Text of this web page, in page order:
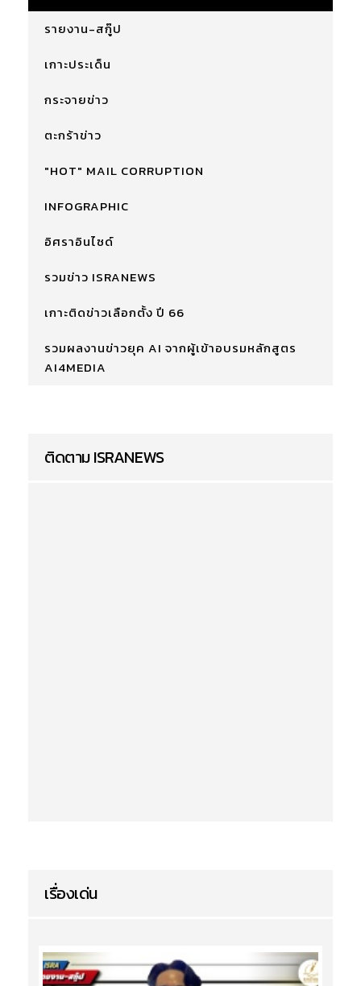
รายงาน-สกู๊ป
เกาะประเด็น
กระจายข่าว
ตะกร้าข่าว
"HOT" MAIL CORRUPTION
INFOGRAPHIC
อิศราอินไซด์
รวมข่าว ISRANEWS
เกาะติดข่าวเลือกตั้ง ปี 66
รวมผลงานข่าวยุค AI จากผู้เข้าอบรมหลักสูตร
AI4MEDIA
ติดตาม ISRANEWS
เรื่องเด่น